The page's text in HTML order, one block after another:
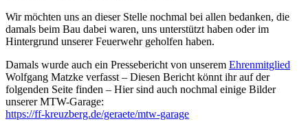
Wir möchten uns an dieser Stelle nochmal bei allen bedanken, die
damals beim Bau dabei waren, uns unterstützt haben oder im
Hintergrund unserer Feuerwehr geholfen haben.
Damals wurde auch ein Pressebericht von unserem Ehrenmitglied
Wolfgang Matzke verfasst – Diesen Bericht könnt ihr auf der
folgenden Seite finden – Hier sind auch nochmal einige Bilder
unserer MTW-Garage:
https://ff-kreuzberg.de/geraete/mtw-garage